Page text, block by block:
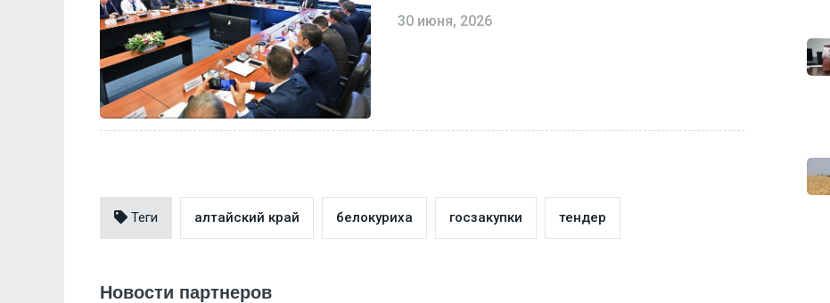
30 июня, 2026
Теги алтайский край белокуриха госзакупки тендер
Новости партнеров